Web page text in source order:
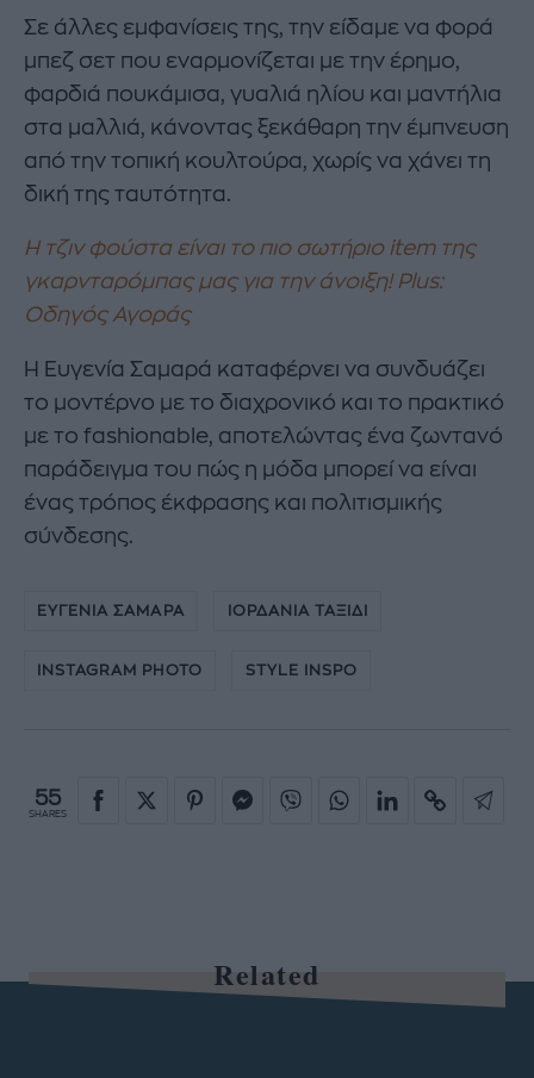
Σε άλλες εμφανίσεις της, την είδαμε να φορά
μπεζ σετ που εναρμονίζεται με την έρημο,
φαρδιά πουκάμισα, γυαλιά ηλίου και μαντήλια
στα μαλλιά, κάνοντας ξεκάθαρη την έμπνευση
από την τοπική κουλτούρα, χωρίς να χάνει τη
δική της ταυτότητα.
Η τζιν φούστα είναι το πιο σωτήριο item της
γκαρνταρόμπας μας για την άνοιξη! Plus:
Οδηγός Αγοράς
Η Ευγενία Σαμαρά καταφέρνει να συνδυάζει
το μοντέρνο με το διαχρονικό και το πρακτικό
με το fashionable, αποτελώντας ένα ζωντανό
παράδειγμα του πώς η μόδα μπορεί να είναι
ένας τρόπος έκφρασης και πολιτισμικής
σύνδεσης.
ΕΥΓΕΝΙΑ ΣΑΜΑΡΑ ΙΟΡΔΑΝΙΑ ΤΑΞΙΔΙ
INSTAGRAM PHOTO STYLE INSPO
55
SHARES
Related